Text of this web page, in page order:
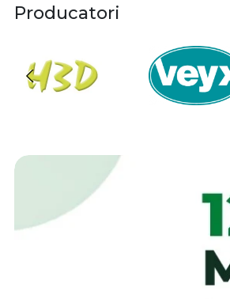
Producatori